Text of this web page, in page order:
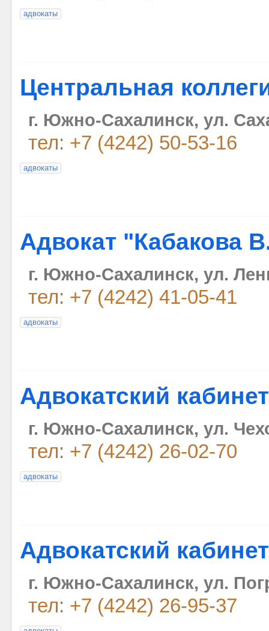
адвокаты
Центральная
г. Южно-Сахалинск, ул.
тел: +7 (4242) 50-53-16
адвокаты
Адвокат "Кабакова
г. Южно-Сахалинск, ул.
тел: +7 (4242) 41-05-41
адвокаты
Адвокатский
г. Южно-Сахалинск, ул.
тел: +7 (4242) 26-02-70
адвокаты
Адвокатский
г. Южно-Сахалинск, ул.
тел: +7 (4242) 26-95-37